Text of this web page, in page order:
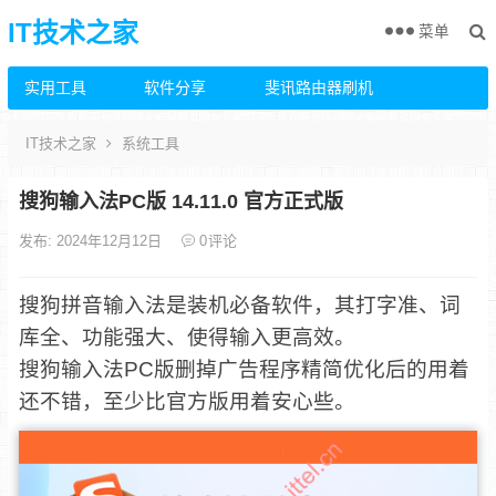
IT技术之家
实用工具 软件分享 斐讯路由器刷机
菜单
IT技术之家 系统工具
搜狗输入法PC版 14.11.0 官方正式版
发布: 2024年12月12日 0评论
搜狗拼音输入法是装机必备软件，其打字准、词
库全、功能强大、使得输入更高效。
搜狗输入法PC版删掉广告程序精简优化后的用着
还不错，至少比官方版用着安心些。